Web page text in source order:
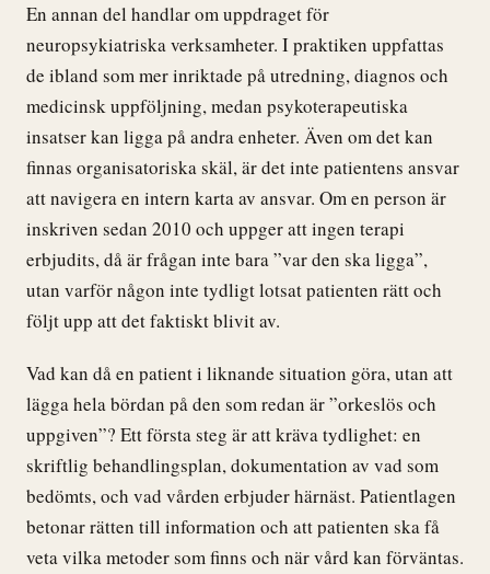
En annan del handlar om uppdraget för
neuropsykiatriska verksamheter. I praktiken uppfattas
de ibland som mer inriktade på utredning, diagnos och
medicinsk uppföljning, medan psykoterapeutiska
insatser kan ligga på andra enheter. Även om det kan
finnas organisatoriska skäl, är det inte patientens ansvar
att navigera en intern karta av ansvar. Om en person är
inskriven sedan 2010 och uppger att ingen terapi
erbjudits, då är frågan inte bara ”var den ska ligga”,
utan varför någon inte tydligt lotsat patienten rätt och
följt upp att det faktiskt blivit av.
Vad kan då en patient i liknande situation göra, utan att
lägga hela bördan på den som redan är ”orkeslös och
uppgiven”? Ett första steg är att kräva tydlighet: en
skriftlig behandlingsplan, dokumentation av vad som
bedömts, och vad vården erbjuder härnäst. Patientlagen
betonar rätten till information och att patienten ska få
veta vilka metoder som finns och när vård kan förväntas.